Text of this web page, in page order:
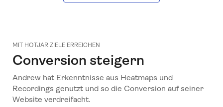
MIT HOTJAR ZIELE ERREICHEN
Conversion steigern
Andrew hat Erkenntnisse aus Heatmaps und
Recordings genutzt und so die Conversion auf seiner
Website verdreifacht.